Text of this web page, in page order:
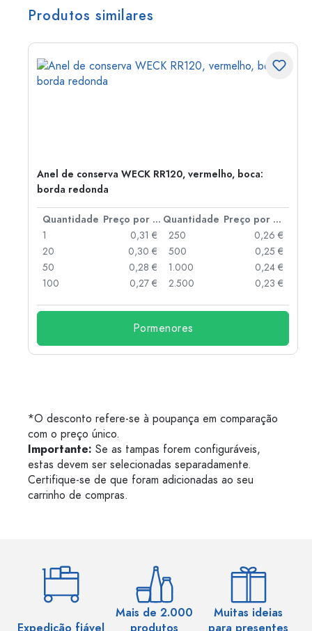
Produtos similares
Anel de conserva WECK RR120, vermelho, boca:
borda redonda
Quantidade Preço por peça Quantidade
Preço por peça
1
0,31 €
20
0,30 €
50
0,28 €
100
0,27 €
250
0,26 €
500
0,25 €
1.000
0,24 €
2.500
0,23 €
Pormenores
*O desconto refere-se à poupança em comparação
com o preço único.
Importante: Se as tampas forem configuráveis,
estas devem ser selecionadas separadamente.
Certifique-se de que foram adicionadas ao seu
carrinho de compras.
Expedição fiável
Mais de 2.000
produtos
Muitas ideias
para presentes